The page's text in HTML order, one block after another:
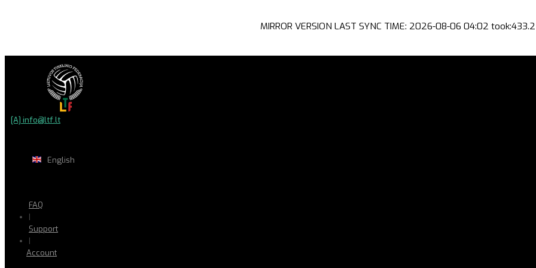
MIRROR VERSION LAST SYNC TIME: 2026-08-06 04:02
[A] info@ltf.lt
English
FAQ
|
Support
|
Account